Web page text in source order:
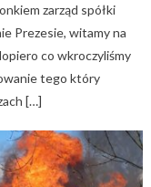
zarząd spółki
Prezesie, witamy na
co wkroczyliśmy
tego który
[…]